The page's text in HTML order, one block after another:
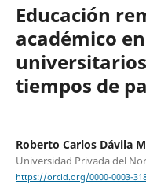
Educación
académico
tiempos de
Roberto Carlos Dávila
Universidad Privada del
https://orcid.org/0000-0003-